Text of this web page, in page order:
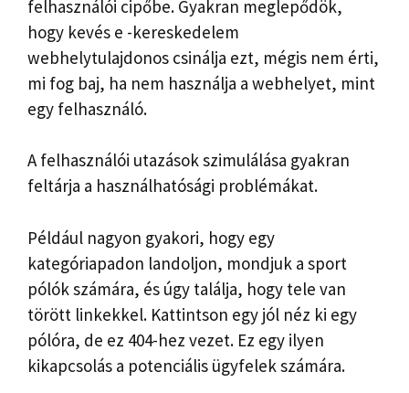
felhasználói cipőbe. Gyakran meglepődök,
hogy kevés e -kereskedelem
webhelytulajdonos csinálja ezt, mégis nem érti,
mi fog baj, ha nem használja a webhelyet, mint
egy felhasználó.
A felhasználói utazások szimulálása gyakran
feltárja a használhatósági problémákat.
Például nagyon gyakori, hogy egy
kategóriapadon landoljon, mondjuk a sport
pólók számára, és úgy találja, hogy tele van
törött linkekkel. Kattintson egy jól néz ki egy
pólóra, de ez 404-hez vezet. Ez egy ilyen
kikapcsolás a potenciális ügyfelek számára.